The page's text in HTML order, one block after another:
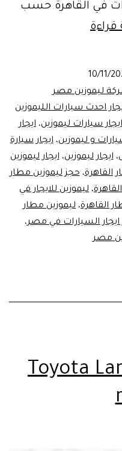
في القاهرة حسب
قراءةشركة
سيارات
بالقاهرة
تحديدا
مصر
الجديدة
10/11/
ليموزين مصر
احدث سيارات الليموزين
ايجار سيارات ليموزين، ايجار
و ليموزين،ايجار سيارة
،ايجار ليموزين،ايجار ليموزين
القاهرة،حجز ليموزين مطار
، ليموزين للايجار في
القاهرة، ليموزين مطار
السيارات في مصر،
مصر
Toyota